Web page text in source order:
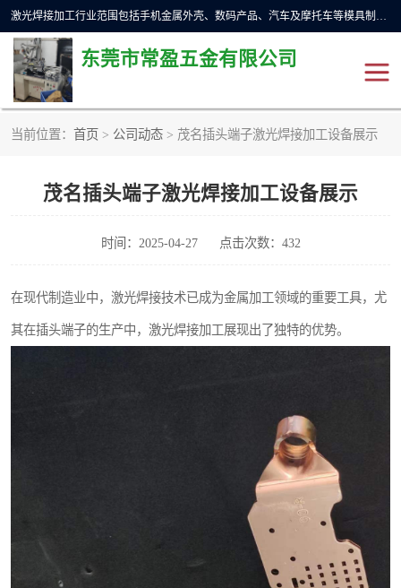
激光焊接加工行业范围包括手机金属外壳、数码产品、汽车及摩托车等模具制造和成型行业的模具修补，同时也适用于金属工件的直线、圆周等自动焊接，常用于手机电池、首饰、电子元件、传感器，钟表、精密机械、通信、工艺品等行业。
东莞市常盈五金有限公司
当前位置： 首页 > 公司动态 > 茂名插头端子激光焊接加工设备展示
茂名插头端子激光焊接加工设备展示
时间：2025-04-27 点击次数：432
在现代制造业中，激光焊接技术已成为金属加工领域的重要工具，尤
其在插头端子的生产中，激光焊接加工展现出了独特的优势。
铝合金产品激光焊接 铁制品激光焊接加工
紫铜产品激光焊接 铁螺柱激光焊接加工
水冷波纹管焊接